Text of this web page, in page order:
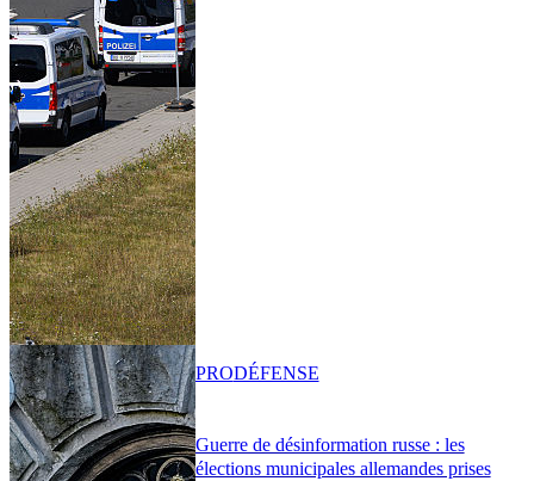
Guerre de désinformation russe : les
élections municipales allemandes prises
PRODÉFENSE